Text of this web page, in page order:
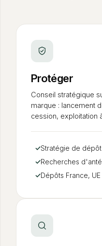
Protéger
Conseil stratégique
marque : lancement
cession, exploitation
✓Stratégie de
✓Recherches
✓Dépôts France, UE